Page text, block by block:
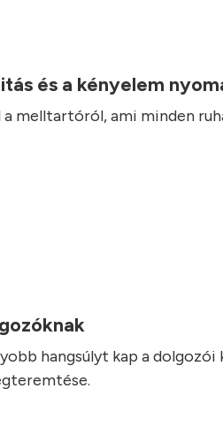
és a kényelem
melltartóról, ami minden
hangsúlyt kap a